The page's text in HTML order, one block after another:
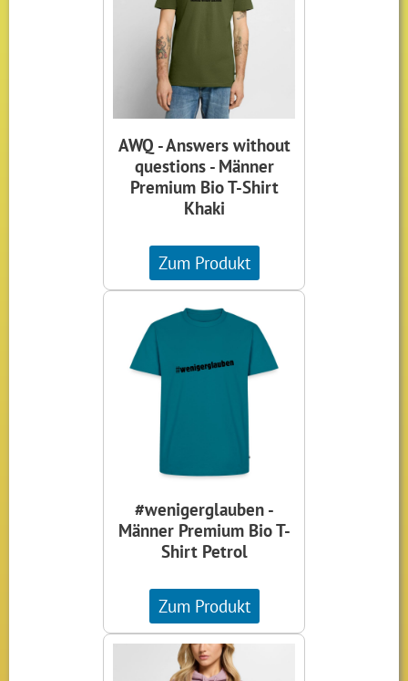
AWQ - Answers without
questions - Männer
Premium Bio T-Shirt
Khaki
Zum Produkt
#wenigerglauben -
Männer Premium Bio T-
Shirt Petrol
Zum Produkt